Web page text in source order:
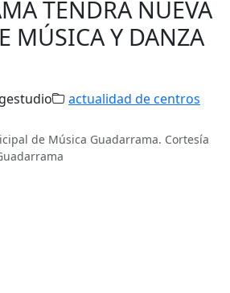
TENDRÁ NUEVA
MÚSICA Y DANZA
actualidad de centros
de Música Guadarrama. Cortesía